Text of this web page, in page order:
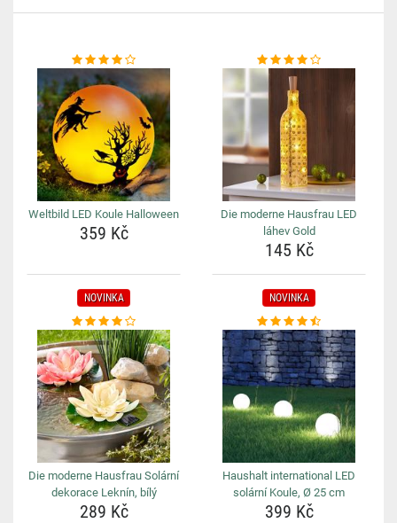
Weltbild LED Koule Halloween
359 Kč
Die moderne Hausfrau LED
láhev Gold
145 Kč
NOVINKA
Die moderne Hausfrau Solární
dekorace Leknín, bílý
289 Kč
NOVINKA
Haushalt international LED
solární Koule, Ø 25 cm
399 Kč